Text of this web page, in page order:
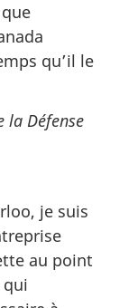
qu’il le
la Défense
je suis
au point